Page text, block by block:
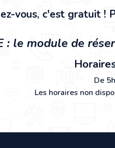
vous, c'est gratuit!
: le module de
De
Les horaires non